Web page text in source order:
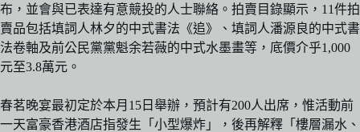
布，並會與已表達有意競投的人士聯絡。拍賣目錄顯示，11件拍
賣品包括填詞人林夕的中式書法《追》、填詞人潘源良的中式書
法卷軸及前公民黨黨魁余若薇的中式水墨畫等，底價介乎1,000
元至3.8萬元。
春茗晚宴最初定於本月15日舉辦，預計有200人出席，惟活動前
一天富豪香港酒店指發生「小型爆炸」，後再解釋「樓層漏水、